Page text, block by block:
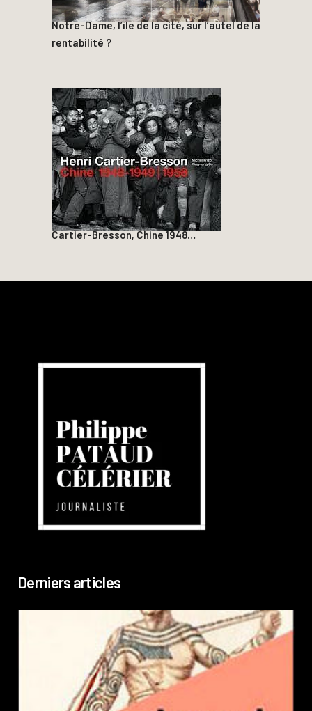
Notre-Dame, l’île de la cité, sur l’autel de la
rentabilité ?
Cartier-Bresson, Chine 1948…
Derniers articles